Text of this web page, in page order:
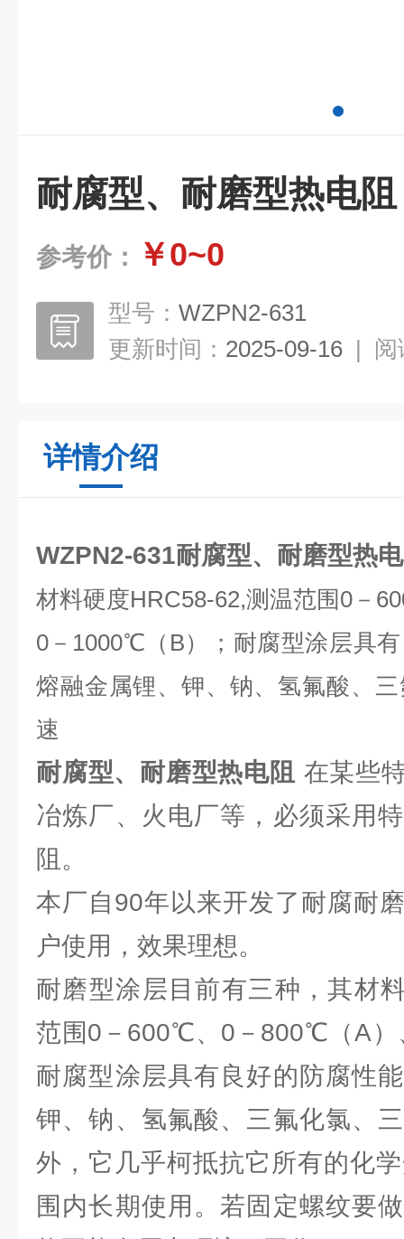
耐腐型、耐磨型热电阻
参考价： ￥0~0
型号： WZPN2-631
更新时间： 2025-09-16 | 阅
详情介绍
WZPN2-631耐腐型、耐磨型热
材料硬度HRC58-62,测温范围0－
0－1000℃（B）；耐腐型涂层具
熔融金属锂、钾、钠、氢氟酸、
速
耐腐型、耐磨型热电阻 在某些
冶炼厂、火电厂等，必须采用
阻。
本厂自90年以来开发了耐腐耐
户使用，效果理想。
耐磨型涂层目前有三种，其材
范围0－600℃、0－800℃（A
耐腐型涂层具有良好的防腐性
钾、钠、氢氟酸、三氟化氯、
外，它几乎柯抵抗它所有的化
围内长期使用。若固定螺纹要